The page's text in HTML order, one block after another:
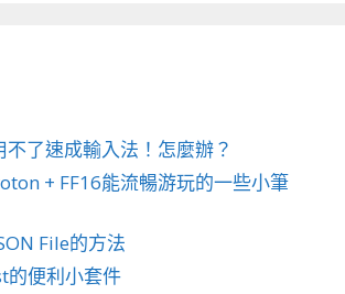
了速成輸入法！怎麼辦？
+ FF16能流暢游玩的一些小筆
File的方法
的便利小套件